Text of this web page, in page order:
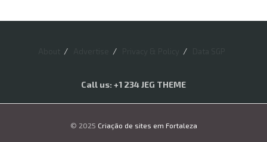
Call us: +1 234 JEG THEME
© 2025 Criação de sites em Fortaleza